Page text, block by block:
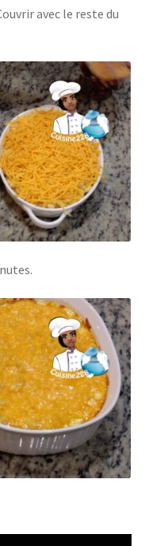
avec le reste du